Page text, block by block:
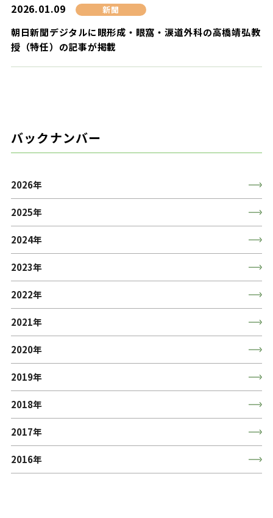
2026.01.09 新聞
朝日新聞デジタルに眼形成・眼窩・涙道外科の高橋靖弘教
授（特任）の記事が掲載
バックナンバー
2026年
2025年
2024年
2023年
2022年
2021年
2020年
2019年
2018年
2017年
2016年